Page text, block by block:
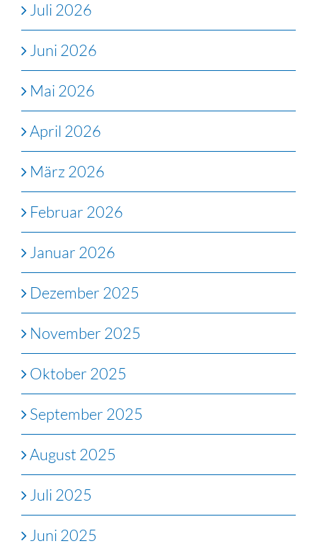
Juli 2026
Juni 2026
Mai 2026
April 2026
März 2026
Februar 2026
Januar 2026
Dezember 2025
November 2025
Oktober 2025
September 2025
August 2025
Juli 2025
Juni 2025